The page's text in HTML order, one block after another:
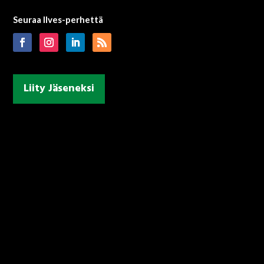
Seuraa Ilves-perhettä
Liity Jäseneksi